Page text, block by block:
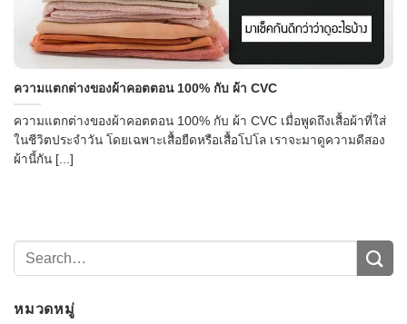
ความแตกต่างของผ้าคอตตอน 100% กับ ผ้า CVC
ความแตกต่างของผ้าคอตตอน 100% กับ ผ้า CVC เมื่อพูดถึงเสื้อผ้าที่ใส่
ในชีวิตประจำวัน โดยเฉพาะเสื้อยืดหรือเสื้อโปโล เราจะมาดูความดีสอง
ผ้านี้กัน [...]
หมวดหมู่